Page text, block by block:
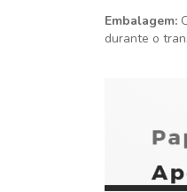
Embalagem:
durante o